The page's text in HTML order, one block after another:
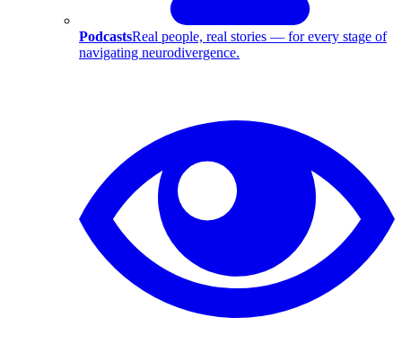
PodcastsReal people, real stories — for every stage of
navigating neurodivergence.